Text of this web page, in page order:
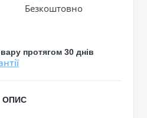
Безкоштовно
протягом 30 днів
ОПИС